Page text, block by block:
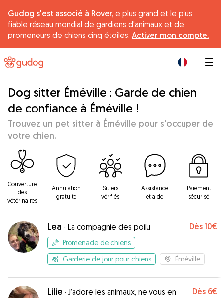
Gudog s'est associé à Rover, e plus grand et le plus
fiable réseau mondial de gardiens d'animaux et de
promeneurs de chiens cinq étoiles. Activer mon compte.
Dog sitter Éméville : Garde de chien
de confiance à Éméville !
Trouvez un pet sitter à Éméville pour s'occuper de
votre chien.
Couverture
des
vétérinaires
Annulation
gratuite
Sitters
vérifiés
Assistance
et aide
Paiement
sécurisé
Lea · La compagnie des poilu Dès 10€
Promenade de chiens
Garderie de jour pour chiens
Éméville
Lilie · J’adore les animaux, ne vous en
Dès 6€